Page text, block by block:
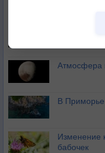
Атмосфера
В
Изменение
бабочек